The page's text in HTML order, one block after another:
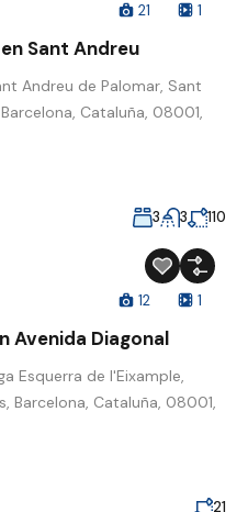
21 1
Sant Andreu
Andreu de Palomar, Sant
Cataluña, 08001,
3 3 110
12 1
Avenida Diagonal
Esquerra de l'Eixample,
Barcelona, Cataluña, 08001,
21